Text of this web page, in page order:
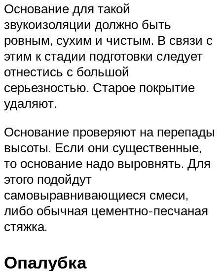
Основание для такой
звукоизоляции должно быть
ровным, сухим и чистым. В связи с
этим к стадии подготовки следует
отнестись с большой
серьезностью. Старое покрытие
удаляют.
Основание проверяют на перепады
высоты. Если они существенные,
то основание надо выровнять. Для
этого подойдут
самовыравнивающиеся смеси,
либо обычная цементно-песчаная
стяжка.
Опалубка